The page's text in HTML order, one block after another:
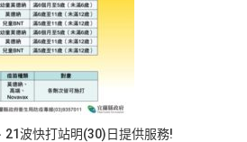
21波快打站明(30)日提供服務!